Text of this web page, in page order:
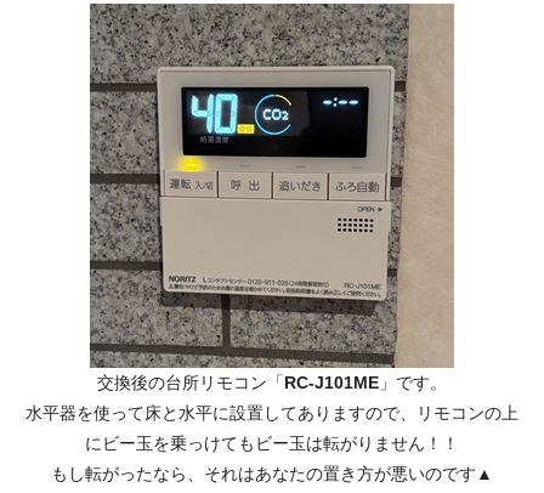
交換後の台所リモコン「RC-J101ME 」です。
水平器を使って床と水平に設置してありますので、リモコンの上
にビー玉を乗っけてもビー玉は転がりません！！
もし転がったなら、それはあなたの置き方が悪いのです▲